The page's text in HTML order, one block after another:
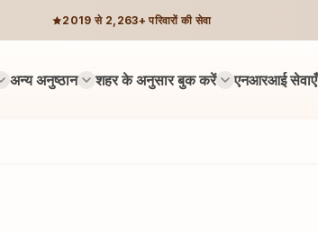
2019 से 2,263+ परिवारों की सेवा
अन्य अनुष्ठान शहर के अनुसार बुक करें एनआरआई सेवाएँ